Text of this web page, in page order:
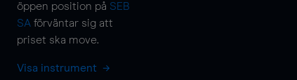
öppen position på SEB
SA förväntar sig att
priset ska move.
Visa instrument